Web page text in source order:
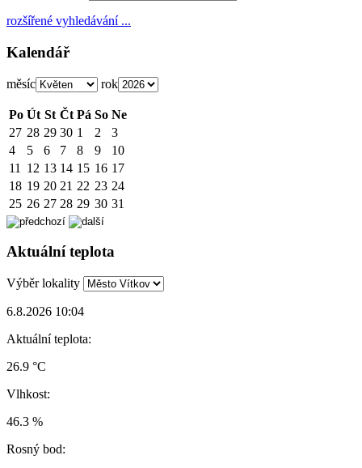
rozšířené vyhledávání ...
Kalendář
měsíc rok
Po Út St Čt Pá So Ne
27 28 29 30 1 2
3
4
5 6 7 8 9
10
11
12 13 14 15 16 17
18 19 20 21 22 23 24
25 26 27 28 29 30 31
Aktuální teplota
Výběr lokality
6.8.2026 10:04
Aktuální teplota:
26.9 °C
Vlhkost:
46.3 %
Rosný bod: